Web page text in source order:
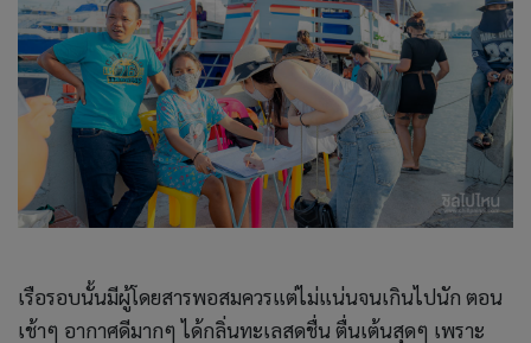
เรือรอบนั้นมีผู้โดยสารพอสมควรแต่ไม่แน่นจนเกินไปนัก ตอน
เช้าๆ อากาศดีมากๆ ได้กลิ่นทะเลสดชื่น ตื่นเต้นสุดๆ เพราะ